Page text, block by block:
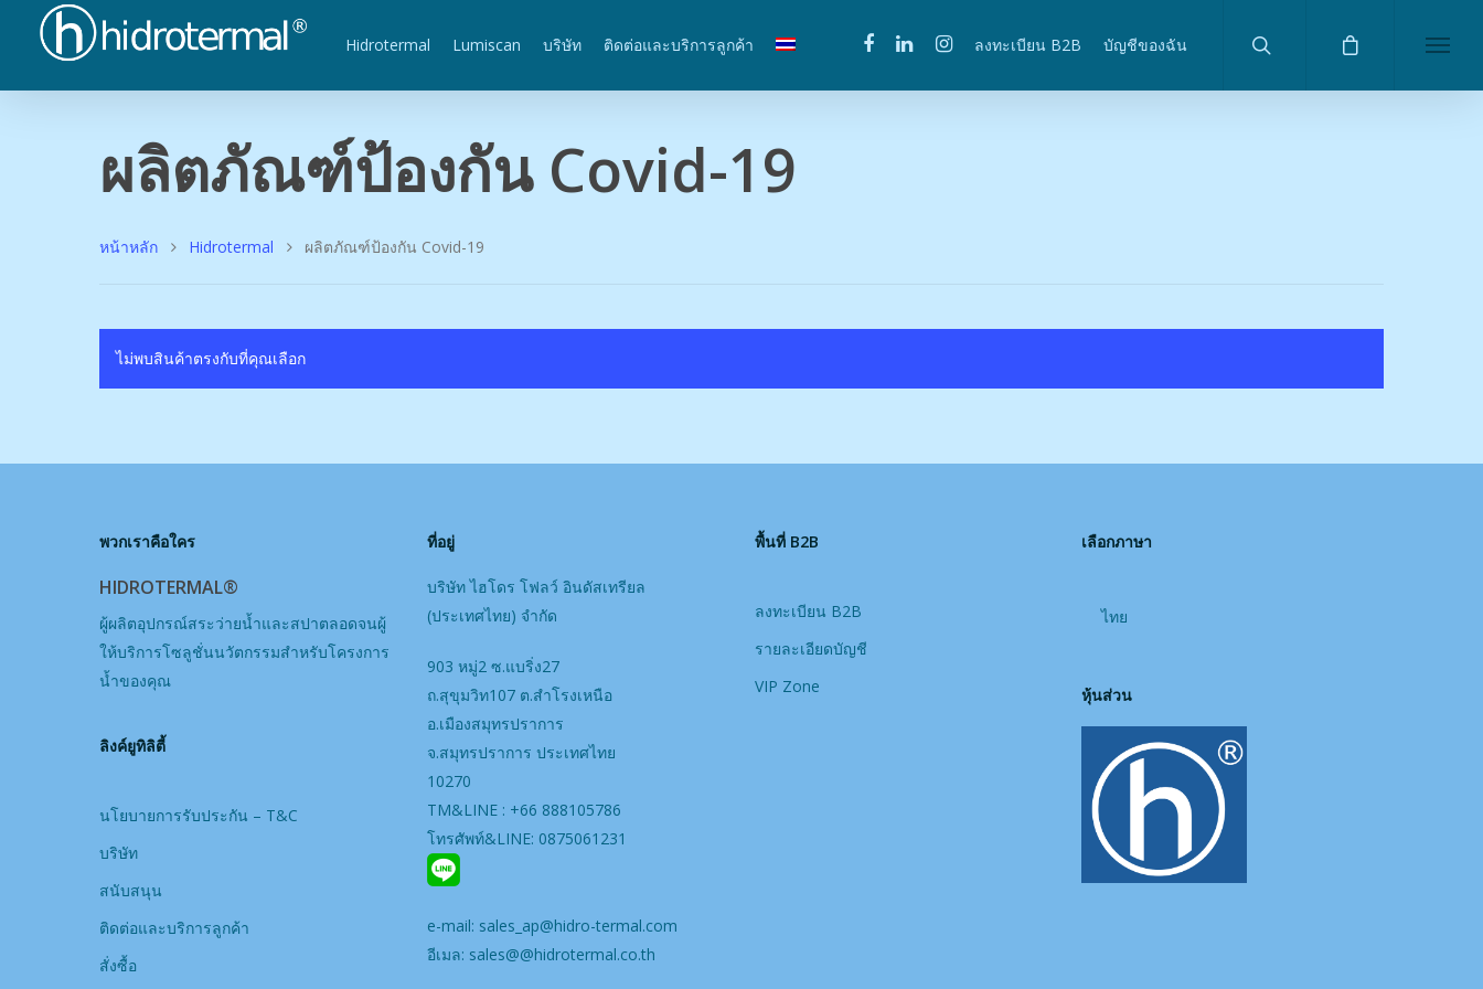
Hidrotermal Lumiscan บริษัท ติดต่อและบริการลูกค้า ลงทะเบียน B2B บัญชีของฉัน
ผลิตภัณฑ์ป้องกัน Covid-19
หน้าหลัก Hidrotermal ผลิตภัณฑ์ป้องกัน Covid-19
ไม่พบสินค้าตรงกับที่คุณเลือก
พวกเราคือใคร
HIDROTERMAL®
ผู้ผลิตอุปกรณ์สระว่ายน้ำและสปาตลอดจนผู้
ให้บริการโซลูชั่นนวัตกรรมสำหรับโครงการ
น้ำของคุณ
ลิงค์ยูทิลิตี้
นโยบายการรับประกัน – T&C
บริษัท
สนับสนุน
ติดต่อและบริการลูกค้า
สั่งซื้อ
ที่อยู่
บริษัท ไฮโดร โฟลว์ อินดัสเทรียล
(ประเทศไทย) จํากัด
903 หมู่2 ซ.แบริ่ง27
ถ.สุขุมวิท107 ต.สำโรงเหนือ
อ.เมืองสมุทรปราการ
จ.สมุทรปราการ ประเทศไทย
10270
TM&LINE : +66 888105786
โทรศัพท์&LINE: 0875061231
e-mail: sales_ap@hidro-termal.com
อีเมล: sales@@hidrotermal.co.th
พื้นที่ B2B
ลงทะเบียน B2B
รายละเอียดบัญชี
VIP Zone
เลือกภาษา
ไทย
หุ้นส่วน